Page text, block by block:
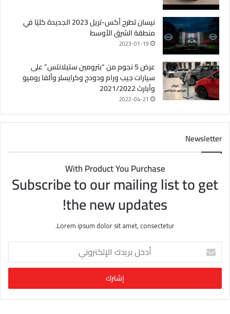
نيسان تطرح أكس-تريل 2023 الجديدة كليًا في
منطقة الشرق الأوسط
2023-01-19
عرض 5 نجوم من “بترومين ستيلانتس” على
سيارات جيب ورام ودودج وكرايسلر وألفا روميو
وأبارث 2021/2022
2022-04-21
Newsletter
With Product You Purchase
Subscribe to our mailing list to get
the new updates!
Lorem ipsum dolor sit amet, consectetur.
خ
ب
ر